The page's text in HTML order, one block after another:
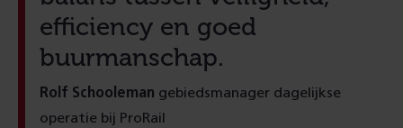
efficiency en goed
buurmanschap.
Rolf Schooleman gebiedsmanager dagelijkse
operatie bij ProRail